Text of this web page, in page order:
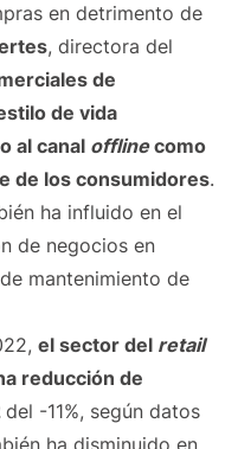
en detrimento de
, directora del
de
de vida
al canal offlinecomo
de los consumidores.
ha influido en el
de negocios en
mantenimiento de
el sector del retail
reducción de
del -11%, según datos